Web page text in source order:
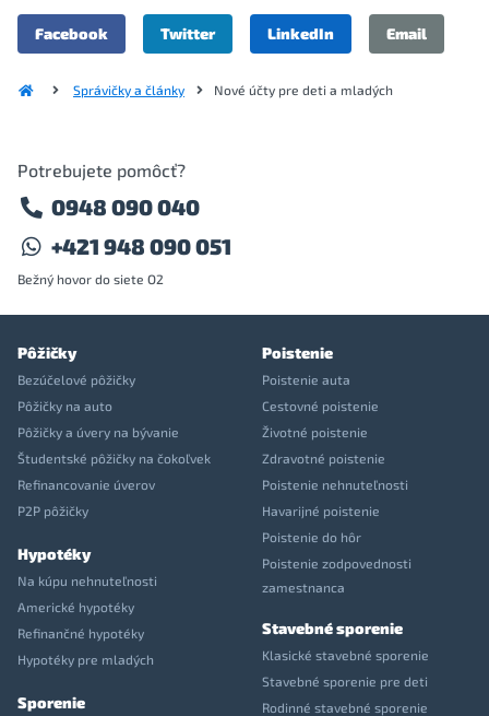
Facebook Twitter LinkedIn Email
Správičky a články Nové účty pre deti a mladých
Potrebujete pomôcť?
0948 090 040
+421 948 090 051
Bežný hovor do siete O2
Pôžičky
Bezúčelové pôžičky
Pôžičky na auto
Pôžičky a úvery na bývanie
Študentské pôžičky na čokoľvek
Refinancovanie úverov
P2P pôžičky
Hypotéky
Na kúpu nehnuteľnosti
Americké hypotéky
Refinančné hypotéky
Hypotéky pre mladých
Sporenie
Poistenie
Poistenie auta
Cestovné poistenie
Životné poistenie
Zdravotné poistenie
Poistenie nehnuteľnosti
Havarijné poistenie
Poistenie do hôr
Poistenie zodpovednosti
zamestnanca
Stavebné sporenie
Klasické stavebné sporenie
Stavebné sporenie pre deti
Rodinné stavebné sporenie